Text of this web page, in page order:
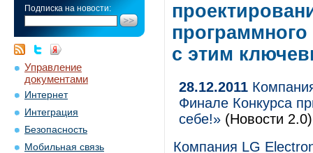
Подписка на новости:
Управление
документами
Интернет
Интеграция
Безопасность
Мобильная связь
с этим
28.12.2011
Финале Конкурса
себе!» (Новости 2.0)
Компания LG